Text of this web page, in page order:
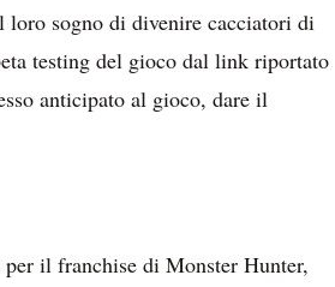
sogno di divenire cacciatori di
testing del gioco dal link riportato
anticipato al gioco, dare il
il franchise di Monster Hunter,